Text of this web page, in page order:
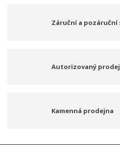
Záruční a pozáruční
Autorizovaný
Kamenná prodejna